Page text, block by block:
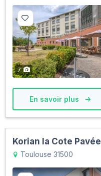
7
En savoir plus
Korian la Cote Pavée
Toulouse 31500